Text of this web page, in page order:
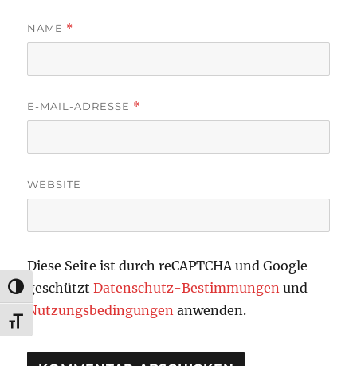
UMSCHALTEN AUF HOHE KONTRASTE
SCHRIFT VERGRÖSSERN
NAME *
E-MAIL-ADRESSE *
WEBSITE
Diese Seite ist durch reCAPTCHA und Google
geschütztDatenschutz-Bestimmungen und
Nutzungsbedingungen anwenden.